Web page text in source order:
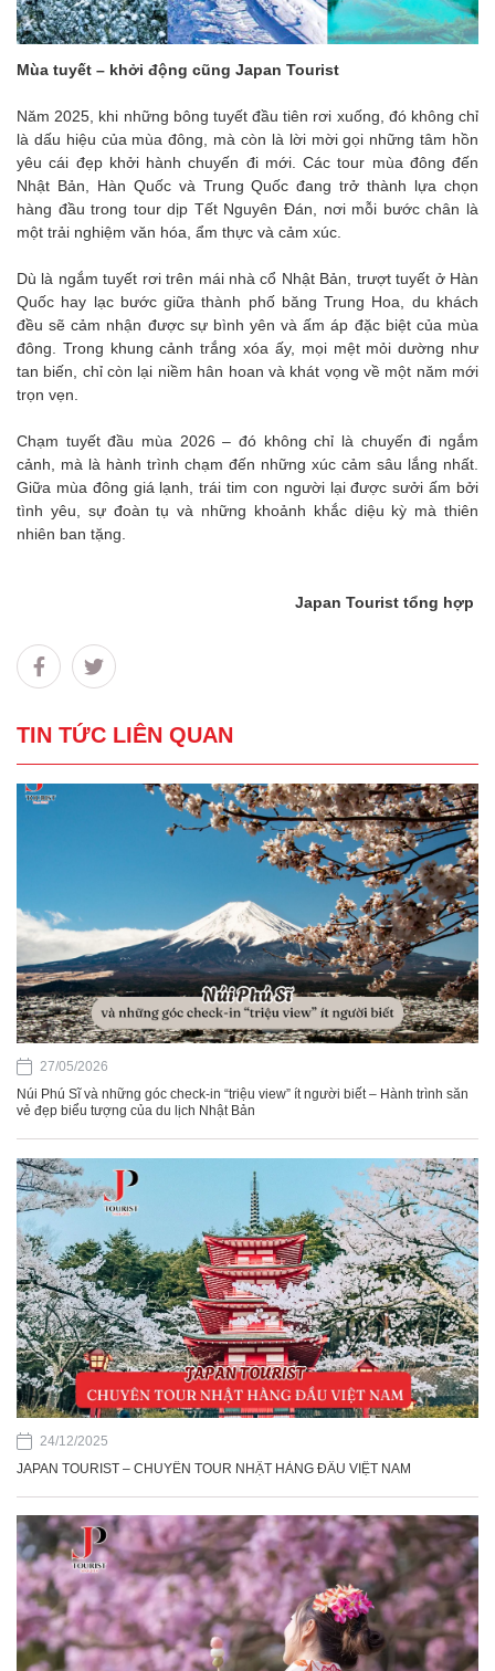
Mùa tuyết – khởi động cũng Japan Tourist
Năm 2025, khi những bông tuyết đầu tiên rơi xuống, đó không chỉ
là dấu hiệu của mùa đông, mà còn là lời mời gọi những tâm hồn
yêu cái đẹp khởi hành chuyến đi mới. Các tour mùa đông đến
Nhật Bản, Hàn Quốc và Trung Quốc đang trở thành lựa chọn
hàng đầu trong tour dịp Tết Nguyên Đán, nơi mỗi bước chân là
một trải nghiệm văn hóa, ẩm thực và cảm xúc.
Dù là ngắm tuyết rơi trên mái nhà cổ Nhật Bản, trượt tuyết ở Hàn
Quốc hay lạc bước giữa thành phố băng Trung Hoa, du khách
đều sẽ cảm nhận được sự bình yên và ấm áp đặc biệt của mùa
đông. Trong khung cảnh trắng xóa ấy, mọi mệt mỏi dường như
tan biến, chỉ còn lại niềm hân hoan và khát vọng về một năm mới
trọn vẹn.
Chạm tuyết đầu mùa 2026 – đó không chỉ là chuyến đi ngắm
cảnh, mà là hành trình chạm đến những xúc cảm sâu lắng nhất.
Giữa mùa đông giá lạnh, trái tim con người lại được sưởi ấm bởi
tình yêu, sự đoàn tụ và những khoảnh khắc diệu kỳ mà thiên
nhiên ban tặng.
Japan Tourist tổng hợp
TIN TỨC LIÊN QUAN
27/05/2026
Núi Phú Sĩ và những góc check-in “triệu view” ít người biết – Hành trình săn
vẻ đẹp biểu tượng của du lịch Nhật Bản
24/12/2025
JAPAN TOURIST – CHUYÊN TOUR NHẬT HÀNG ĐẦU VIỆT NAM